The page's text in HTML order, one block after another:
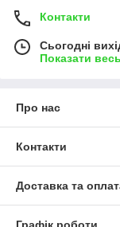
Контакти
Сьогодні
Показати
Про нас
Контакти
Доставка та